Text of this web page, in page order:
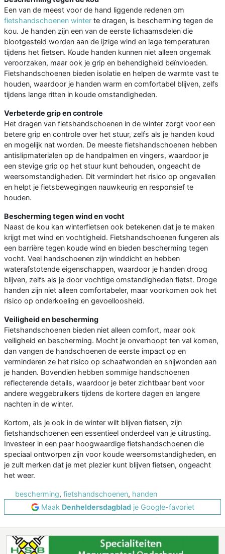
Een van de meest voor de hand liggende redenen om
fietshandschoenen winter te dragen, is bescherming tegen de
kou. Je handen zijn een van de eerste lichaamsdelen die
blootgesteld worden aan de ijzige wind en lage temperaturen
tijdens het fietsen. Koude handen kunnen niet alleen ongemak
veroorzaken, maar ook je grip en behendigheid beïnvloeden.
Fietshandschoenen bieden isolatie en helpen de warmte vast te
houden, waardoor je handen warm en comfortabel blijven, zelfs
tijdens lange ritten in koude omstandigheden.
Verbeterde grip en controle
Het dragen van fietshandschoenen in de winter zorgt voor een
betere grip en controle over het stuur, zelfs als je handen koud
en mogelijk nat worden. De meeste fietshandschoenen hebben
antislipmaterialen op de handpalmen en vingers, waardoor je
een stevige grip op het stuur kunt behouden, ongeacht de
weersomstandigheden. Dit vermindert het risico op ongevallen
en helpt je fietsbewegingen nauwkeurig en responsief te
houden.
Bescherming tegen wind en vocht
Naast de kou kan winterfietsen ook betekenen dat je te maken
krijgt met wind en vochtigheid. Fietshandschoenen fungeren als
een barrière tegen koude wind en bieden bescherming tegen
vocht. Veel handschoenen zijn winddicht en hebben
waterafstotende eigenschappen, waardoor je handen droog
blijven, zelfs als je door vochtige omstandigheden fietst. Droge
handen zijn niet alleen comfortabeler, maar voorkomen ook het
risico op onderkoeling en gevoelloosheid.
Veiligheid en bescherming
Fietshandschoenen bieden niet alleen comfort, maar ook
veiligheid en bescherming. Mocht je onverhoopt ten val komen,
dan vangen de handschoenen de eerste impact op en
verminderen ze het risico op schaafwonden en snijwonden aan
je handen. Bovendien hebben sommige handschoenen
reflecterende details, waardoor je beter zichtbaar bent voor
andere weggebruikers tijdens de kortere dagen en langere
nachten in de winter.
Kortom, als je ook in de winter wilt blijven fietsen, zijn
fietshandschoenen een essentieel onderdeel van je uitrusting.
Investeer in een paar hoogwaardige fietshandschoenen die
speciaal ontworpen zijn voor koude weersomstandigheden, en
je zult merken dat je met plezier kunt blijven fietsen, ongeacht
het weer.
bescherming, fietshandschoenen, handen
Maak Denheldersdagbladje Google-favoriet